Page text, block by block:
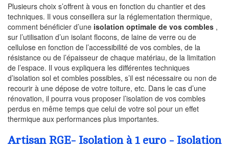
Plusieurs choix s’offrent à vous en fonction du chantier et des
techniques. Il vous conseillera sur la réglementation thermique,
comment bénéficier d’une isolation optimale de vos combles ,
sur l’utilisation d’un isolant flocons, de laine de verre ou de
cellulose en fonction de l’accessibilité de vos combles, de la
résistance ou de l’épaisseur de chaque matériau, de la limitation
de l’espace. Il vous expliquera les différentes techniques
d’isolation sol et combles possibles, s’il est nécessaire ou non de
recourir à une dépose de votre toiture, etc. Dans le cas d’une
rénovation, il pourra vous proposer l’isolation de vos combles
perdus en même temps que celui de votre sol pour un effet
thermique aux performances plus importantes.
Artisan RGE- Isolation à 1 euro - Isolation